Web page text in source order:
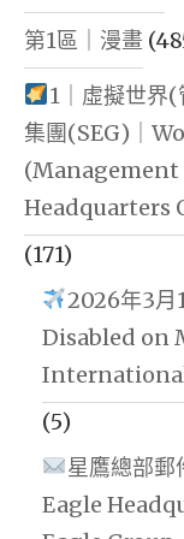
第1區｜漫畫
1｜虛擬世界
集團(SEG)｜
(Management
Headquarters
(171)
2026年3月
Disabled on
(5)
星鷹總部
Eagle